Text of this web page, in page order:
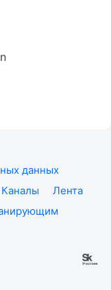
данных
Каналы
Лента